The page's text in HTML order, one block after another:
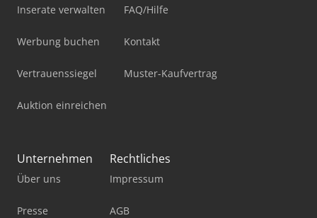
Inserate verwalten
Werbung buchen
Vertrauenssiegel
Auktion einreichen
FAQ/Hilfe
Kontakt
Muster-Kaufvertrag
Unternehmen
Über uns
Presse
Rechtliches
Impressum
AGB